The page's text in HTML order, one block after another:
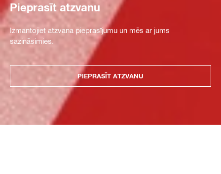
Pieprasīt atzvanu
Izmantojiet atzvana pieprasījumu un mēs ar jums
sazināsimies.
PIEPRASĪT ATZVANU